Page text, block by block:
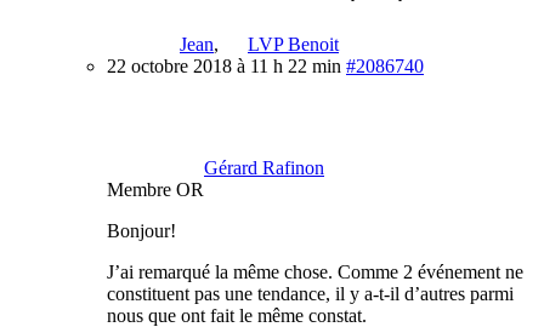
Jean,
LVP Benoit
22 octobre 2018 à 11 h 22 min #2086740
Gérard Rafinon
Membre OR
Bonjour!
J’ai remarqué la même chose. Comme 2 événement ne
constituent pas une tendance, il y a-t-il d’autres parmi
nous que ont fait le même constat.